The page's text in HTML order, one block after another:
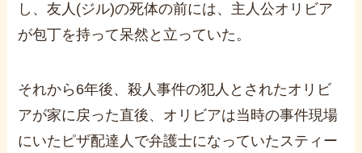
し、友人 (ジル)の死体の前には、主人公オリビア
が包丁を持って呆然と立っていた。
それから 6年後、殺人事件の犯人とされたオリビ
アが家に戻った直後、オリビアは当時の事件現場
にいたピザ配達人で弁護士になっていたスティー